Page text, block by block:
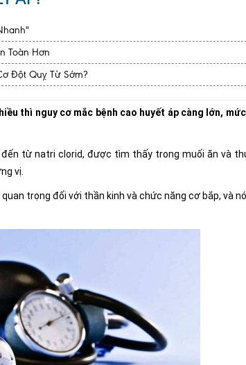
Toàn Hơn
Đột Quỵ Từ Sớm?
thì nguy cơ mắc bệnh cao huyết áp càng lớn,
đến từ natri clorid, được tìm thấy trong muối ăn và
vị.
trọng đối với thần kinh và chức năng cơ bắp, và